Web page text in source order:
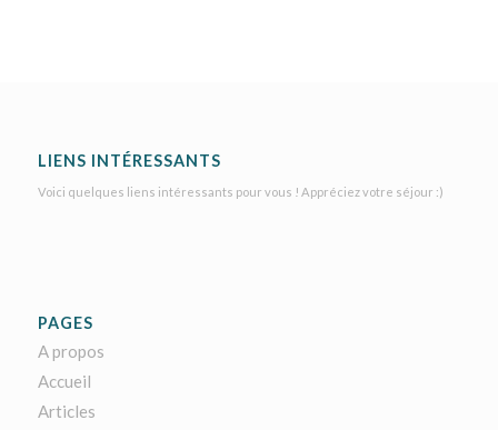
LIENS INTÉRESSANTS
Voici quelques liens intéressants pour vous ! Appréciez votre séjour :)
PAGES
A propos
Accueil
Articles